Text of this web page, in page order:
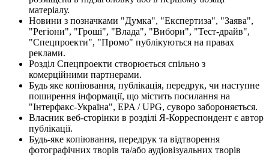
матеріалу.
Новини з позначками "Думка", "Експертиза", "Заява",
"Регіони", "Гроші", "Влада", "Вибори", "Тест-драйв",
"Спецпроекти", "Промо" публікуються на правах
реклами.
Розділ Спецпроекти створюється спільно з
комерційними партнерами.
Будь яке копіювання, публікація, передрук, чи наступне
поширення інформації, що містить посилання на
"Інтерфакс-Україна", EPA / UPG, суворо забороняється.
Власник веб-сторінки в розділі Я-Корреспондент є автор
публікації.
Будь-яке копіювання, передрук та відтворення
фотографічних творів та/або аудіовізуальних творів